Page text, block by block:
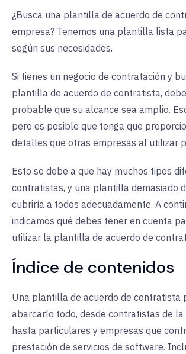
¿Busca una plantilla de acuerdo de
empresa? Tenemos una plantilla lista
según sus necesidades.
Si tienes un negocio de contratación y
plantilla de acuerdo de contratista,
probable que su alcance sea amplio.
pero es posible que tenga que
detalles que otras empresas al utilizar
Esto se debe a que hay muchos tipos
contratistas, y una plantilla demasiado
cubriría a todos adecuadamente. A
indicamos qué debes tener en cuenta
utilizar la plantilla de acuerdo de
Índice de contenidos
Una plantilla de acuerdo de contratista
abarcarlo todo, desde contratistas de la
hasta particulares y empresas que
prestación de servicios de software.